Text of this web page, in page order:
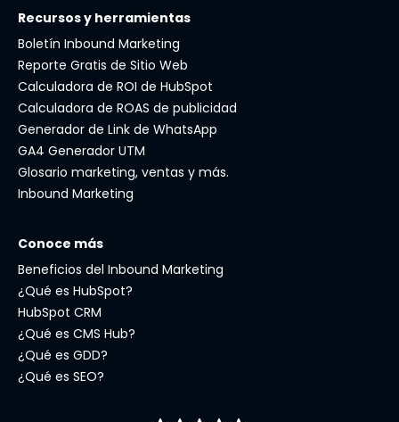
Recursos y herramientas
Boletín Inbound Marketing
Reporte Gratis de Sitio Web
Calculadora de ROI de HubSpot
Calculadora de ROAS de publicidad
Generador de Link de WhatsApp
GA4 Generador UTM
Glosario marketing, ventas y más.
Inbound Marketing
Conoce más
Beneficios del Inbound Marketing
¿Qué es HubSpot?
HubSpot CRM
¿Qué es CMS Hub?
¿Qué es GDD?
¿Qué es SEO?